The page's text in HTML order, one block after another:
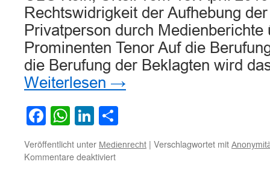
Rechtswidrigkeit der Aufhebung
Privatperson durch
Prominenten Tenor Auf die
die Berufung der Beklagten wird
Weiterlesen →
Facebook
WhatsApp
LinkedIn
Veröffentlicht unter Medienrecht | Verschlagwortet mit
Kommentare deaktiviertfür